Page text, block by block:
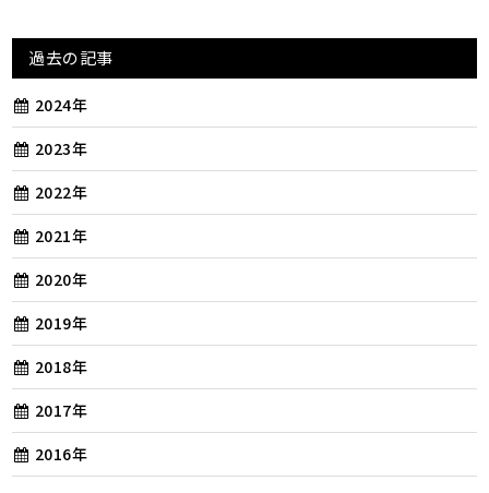
過去の記事
2024年
2023年
2022年
2021年
2020年
2019年
2018年
2017年
2016年